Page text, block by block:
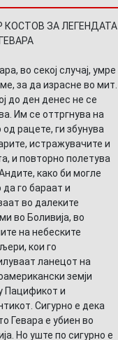
КОСТОВ ЗА ЛЕГЕНДАТА
во секој случај, умре
за да израсне во мит.
до ден денес не се
Им се оттргнува на
од рацете, ги збунува
истражувачите и
и повторно полетува
како би могле
да го бараат и
во далеките
во Боливија, во
на небеските
кои го
ланецот на
земји
Пацификот и
Сигурно е дека
Гевара е убиен во
Но уште по сигурно е